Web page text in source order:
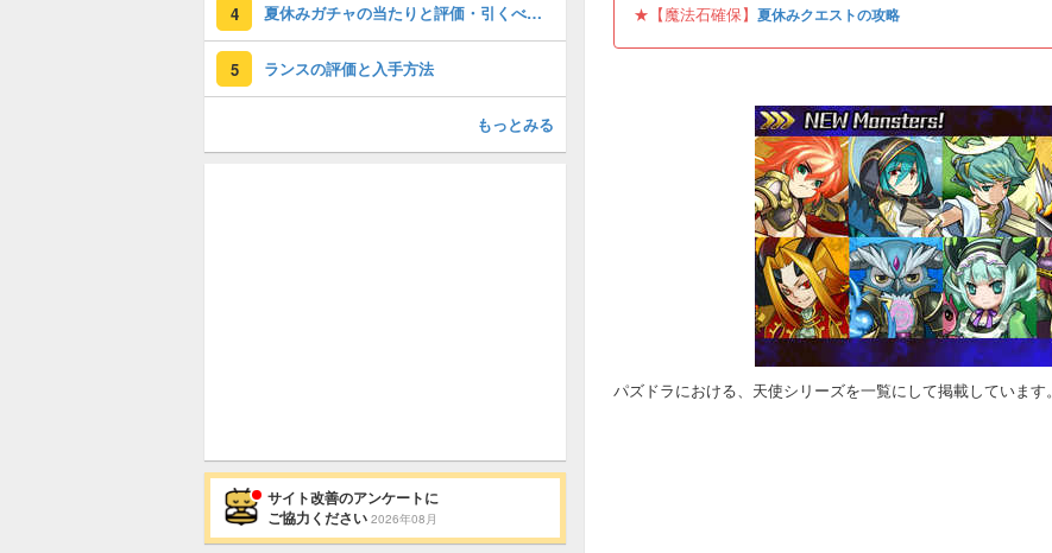
★【魔法石確保】 夏休みクエストの攻略
パズドラにおける、天使シリーズを一覧にして掲載しています。
4 夏休みガチャの当たりと評価・引くべき？
5 ランスの評価と入手方法
もっとみる
サイト改善のアンケートに
ご協力ください 2026年08月